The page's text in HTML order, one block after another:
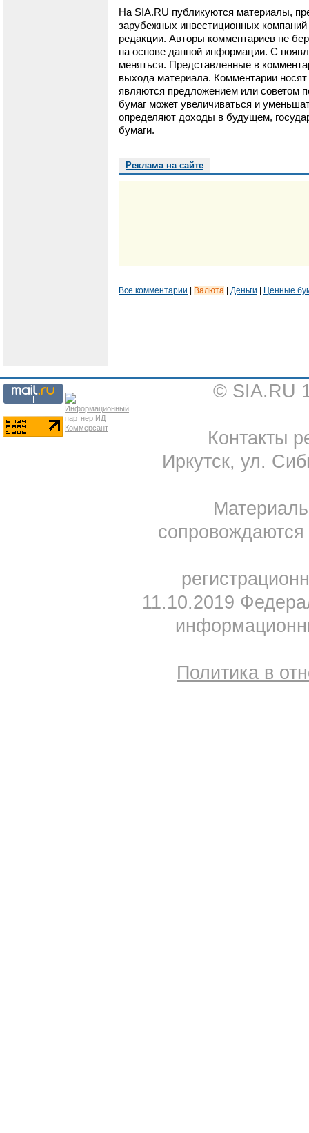
На SIA.RU публикуются материалы,
зарубежных инвестиционных
редакции. Авторы комментариев не
на основе данной информации. С
меняться. Представленные в
выхода материала. Комментарии
являются предложением или советом
бумаг может увеличиваться и
определяют доходы в будущем,
бумаги.
Реклама на сайте
Все комментарии Валюта Деньги Ценные
© SIA.RU
Контакты
Иркутск, ул.
11.10.2019
Политика в